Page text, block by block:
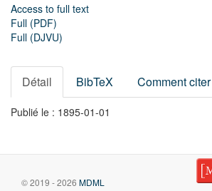
Access to full text
Full (PDF)
Full (DJVU)
Détail BibTeX Comment citer
Publié le : 1895-01-01
© 2019 - 2026 MDML